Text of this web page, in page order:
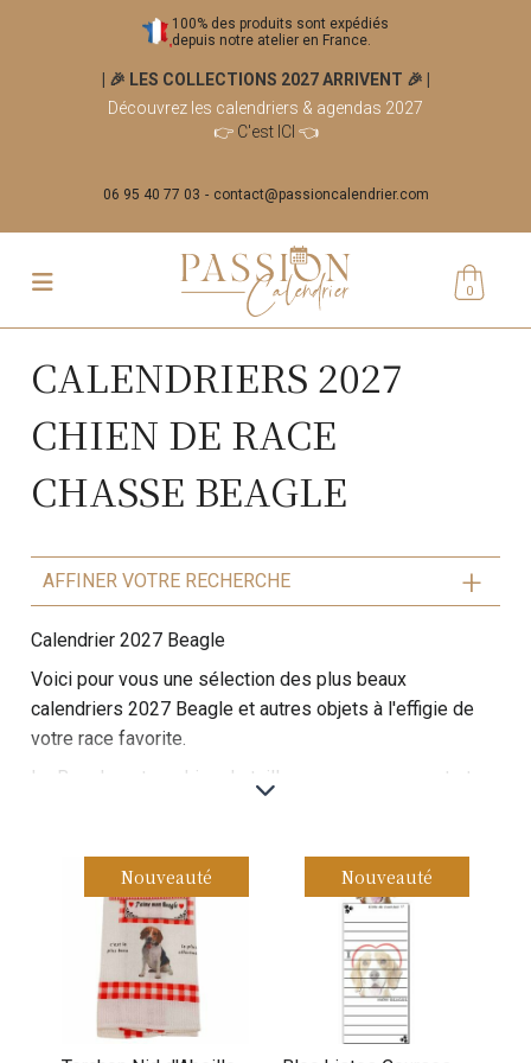
100% des produits sont expédiés
depuis notre atelier en France.
| 🎉 LES COLLECTIONS 2027 ARRIVENT 🎉
Découvrez les calendriers & agendas 2027
👉 C'est ICI 👈
06 95 40 77 03 contact@passioncalendrier.com
0
CALENDRIERS 2027
CHIEN DE RACE
CHASSE BEAGLE
AFFINER VOTRE RECHERCHE
Calendrier 2027 Beagle
Voici pour vous une sélection des plus beaux
calendriers 2027 Beagle et autres objets à l'effigie de
votre race favorite.
Le Beagle est un chien de taille moyenne, compact et
Son pelage est court et dense, généralement tricolore
(noir, blanc et feu) ou bicolore. Avec ses grandes
oreilles tombantes et ses yeux expressifs, le Beagle a
un regard attachant. Il est connu pour sa nature amicale,
curieuse et joyeuse, ce qui en fait un excellent
compagnon pour les familles.
Nouveauté Nouveauté